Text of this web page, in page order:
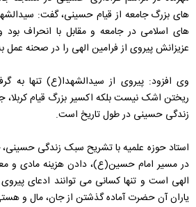
های بزرگ جامعه از قیام حسینی، گفت:
های اسلامی در جامعه و مقابل با انحراف
عزیزانش پیروی از فرامین الهی را در صحنه عمل
وی افزود: پیروی از سیدالشهدا(ع) تنها به
ریختن اشک نیست بلکه اکسیر بزرگ قیام
زندگی حسینی در طول تاریخ است.
استاد حوزه علمیه با تشریح سبک زندگی
در مسیر امام حسین(ع)، دادن هزینه مادی و
الهی است و تنها کسانی می توانند ادعای
یاران آن حضرت آماده گذشتن از جان، مال و